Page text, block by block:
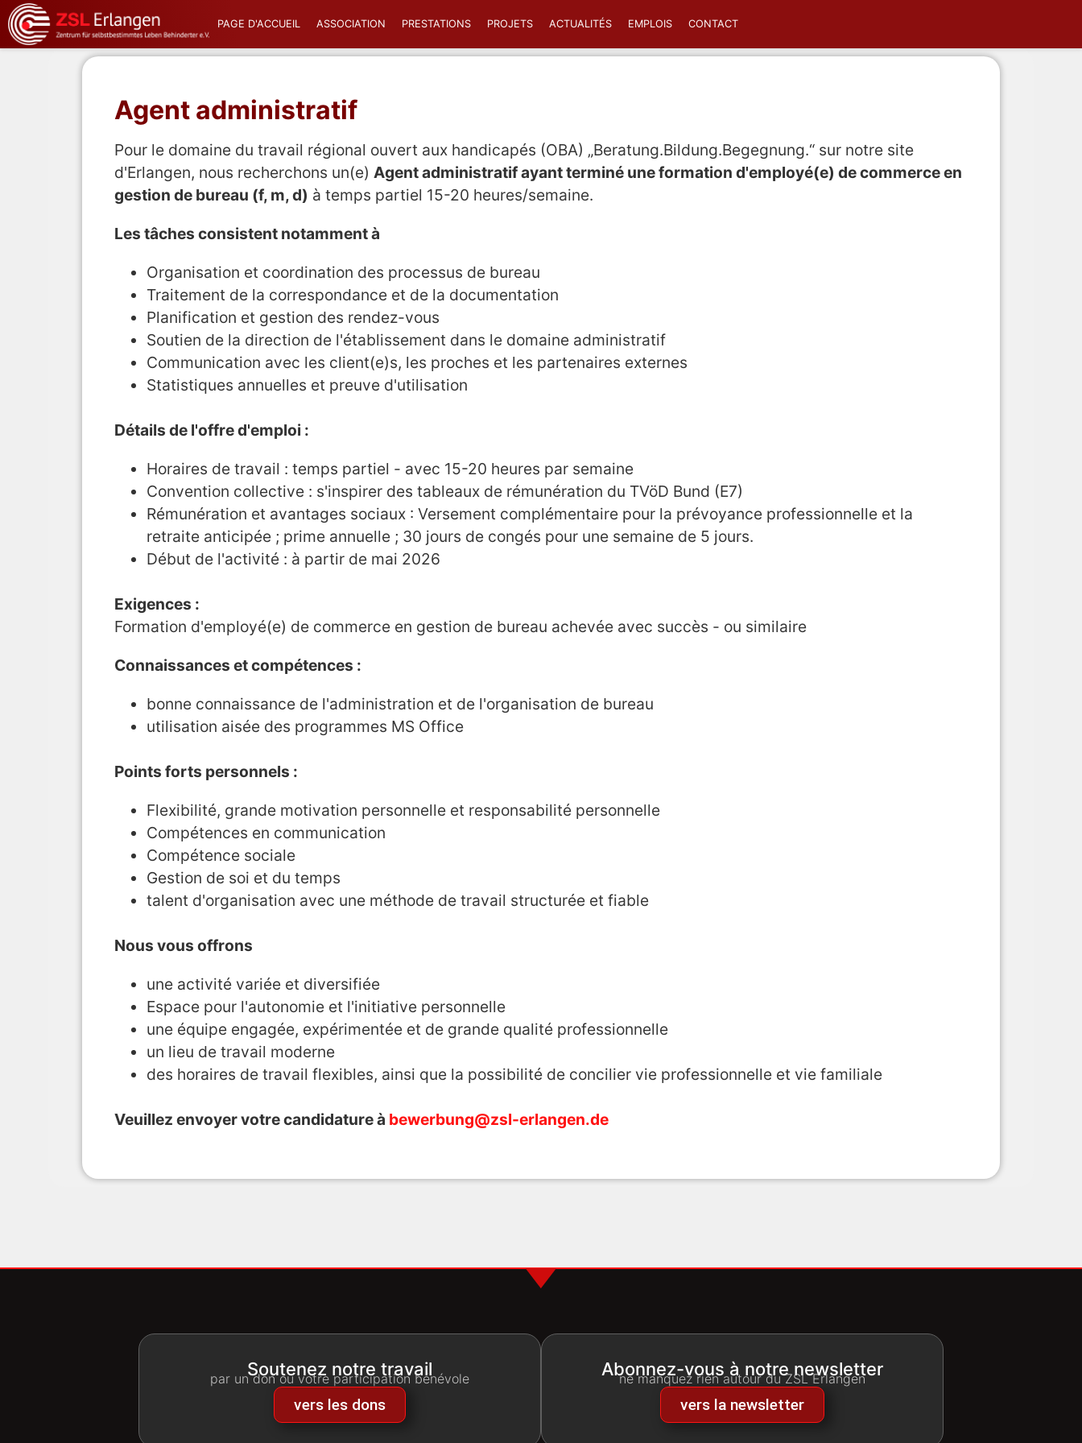
content
PAGE D'ACCUEIL ASSOCIATION PRESTATIONS PROJETS ACTUALITÉS EMPLOIS CONTACT
Agent administratif
Pour le domaine du travail régional ouvert aux handicapés (OBA) „Beratung.Bildung.Begegnung.“ sur notre site
d'Erlangen, nous recherchons un(e) Agent administratif ayant terminé une formation d'employé(e) de commerce en
gestion de bureau (f, m, d) à temps partiel 15-20 heures/semaine.
Les tâches consistent notamment à
Organisation et coordination des processus de bureau
Traitement de la correspondance et de la documentation
Planification et gestion des rendez-vous
Soutien de la direction de l'établissement dans le domaine administratif
Communication avec les client(e)s, les proches et les partenaires externes
Statistiques annuelles et preuve d'utilisation
Détails de l'offre d'emploi :
Horaires de travail : temps partiel - avec 15-20 heures par semaine
Convention collective : s'inspirer des tableaux de rémunération du TVöD Bund (E7)
Rémunération et avantages sociaux : Versement complémentaire pour la prévoyance professionnelle et la
retraite anticipée ; prime annuelle ; 30 jours de congés pour une semaine de 5 jours.
Début de l'activité : à partir de mai 2026
Exigences :
Formation d'employé(e) de commerce en gestion de bureau achevée avec succès - ou similaire
Connaissances et compétences :
bonne connaissance de l'administration et de l'organisation de bureau
utilisation aisée des programmes MS Office
Points forts personnels :
Flexibilité, grande motivation personnelle et responsabilité personnelle
Compétences en communication
Compétence sociale
Gestion de soi et du temps
talent d'organisation avec une méthode de travail structurée et fiable
Nous vous offrons
une activité variée et diversifiée
Espace pour l'autonomie et l'initiative personnelle
une équipe engagée, expérimentée et de grande qualité professionnelle
un lieu de travail moderne
des horaires de travail flexibles, ainsi que la possibilité de concilier vie professionnelle et vie familiale
Veuillez envoyer votre candidature à bewerbung@zsl-erlangen.de
Soutenez notre travail
par un don ou votre participation bénévole
vers les dons
Abonnez-vous à notre newsletter
ne manquez rien autour du ZSL Erlangen
vers la newsletter